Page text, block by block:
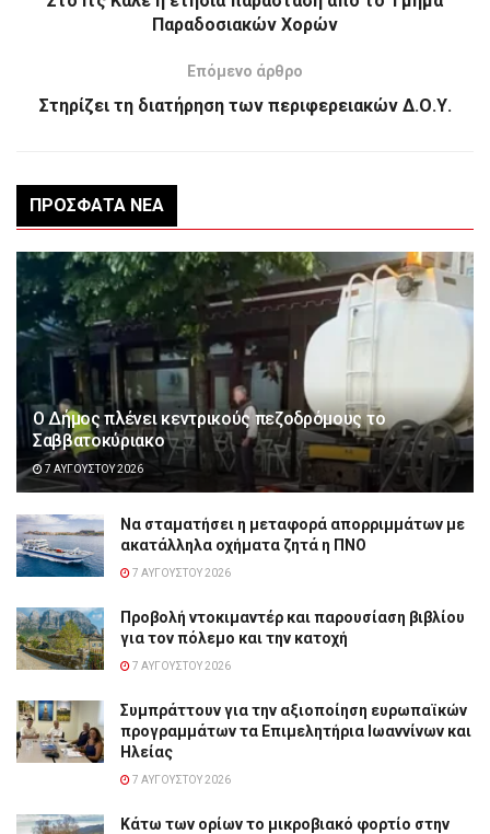
Παραδοσιακών Χορών
Επόμενο άρθρο
Στηρίζει τη διατήρηση των περιφερειακών Δ.Ο.Υ.
ΠΡΌΣΦΑΤΑ ΝΈΑ
Ο Δήμος πλένει κεντρικούς πεζοδρόμους το
Σαββατοκύριακο
7 ΑΥΓΟΎΣΤΟΥ 2026
Να σταματήσει η μεταφορά απορριμμάτων με
ακατάλληλα οχήματα ζητά η ΠΝΟ
7 ΑΥΓΟΎΣΤΟΥ 2026
Προβολή ντοκιμαντέρ και παρουσίαση βιβλίου
για τον πόλεμο και την κατοχή
7 ΑΥΓΟΎΣΤΟΥ 2026
Συμπράττουν για την αξιοποίηση ευρωπαϊκών
προγραμμάτων τα Επιμελητήρια Ιωαννίνων και
Ηλείας
7 ΑΥΓΟΎΣΤΟΥ 2026
Κάτω των ορίων το μικροβιακό φορτίο στην